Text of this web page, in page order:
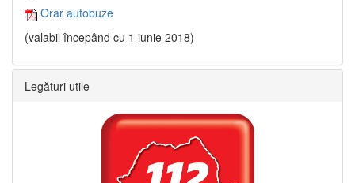
Orar autobuze
(valabil începând cu 1 iunie 2018)
Legături utile